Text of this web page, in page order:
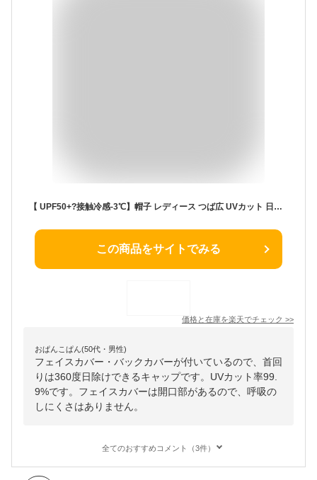
【 UPF50+?接触冷感-3℃】帽子 レディース つば広 UVカット 日焼け 紫外線カット ハット キャンプ トレッキング ゴルフ ランニング サンバイザー 帽子 農作業 おばあちゃん 涼しい 日よけ 日焼け止め 紫外線 花粉 対策 虫除け
この商品をサイトでみる
価格と在庫を楽天でチェック >>
おぱんこぱん(50代・男性)
フェイスカバー・バックカバーが付いているので、首回
りは360度日除けできるキャップです。UVカット率99.
9%です。フェイスカバーは開口部があるので、呼吸の
しにくさはありません。
全てのおすすめコメント（3件）